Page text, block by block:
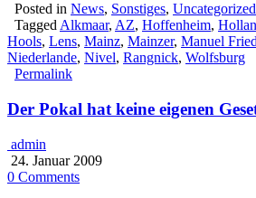
Posted in News, Sonstiges, Uncategorized
TaggedAlkmaar, AZ, Hoffenheim,
Hools, Lens, Mainz, Mainzer, Manuel
Niederlande, Nivel, Rangnick, Wolfsburg
Permalink
Der Pokal hat keine eigenen
admin
24. Januar 2009
0 Comments